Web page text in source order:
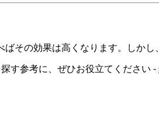
その効果は高くなります。しかし
す参考に、ぜひお役立てください -